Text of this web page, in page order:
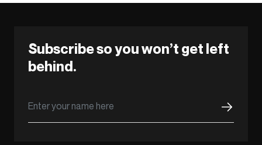
Subscribe so you won’t get left
behind.